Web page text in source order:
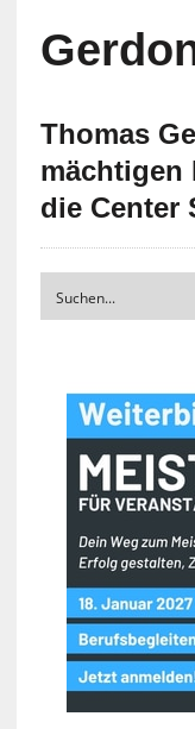
Thomas
mächtigen
die Center